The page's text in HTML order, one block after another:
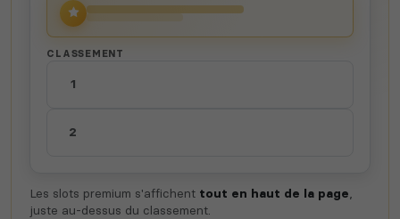
CLASSEMENT
1
2
Les slots premium s'affichent tout en haut de la page,
juste au-dessus du classement.